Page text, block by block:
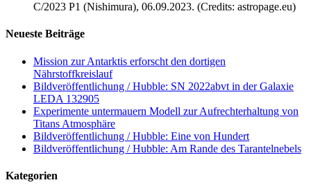
C/2023 P1 (Nishimura), 06.09.2023. (Credits: astropage.eu)
Neueste Beiträge
Mission zur Antarktis erforscht den dortigen
Nährstoffkreislauf
Bildveröffentlichung / Hubble: SN 2022abvt in der Galaxie
LEDA 132905
Experimente untermauern Modell zur Aufrechterhaltung von
Titans Atmosphäre
Bildveröffentlichung / Hubble: Eine von Hundert
Bildveröffentlichung / Hubble: Am Rande des Tarantelnebels
Kategorien